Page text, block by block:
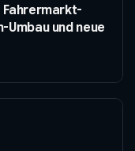
und neue